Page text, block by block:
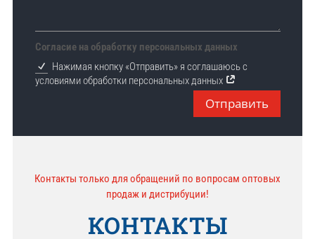
Согласие на обработку персональных данных
Нажимая кнопку «Отправить» я соглашаюсь с
условиями обработки персональных данных
Отправить
Контакты только для обращений по вопросам оптовых
продаж и дистрибуции!
КОНТАКТЫ